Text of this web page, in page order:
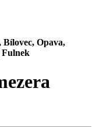
Bílovec, Opava,
Fulnek